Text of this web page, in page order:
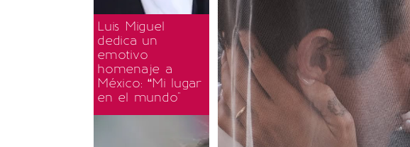
Luis Miguel
dedica un
emotivo
homenaje a
México: “Mi lugar
en el mundo"